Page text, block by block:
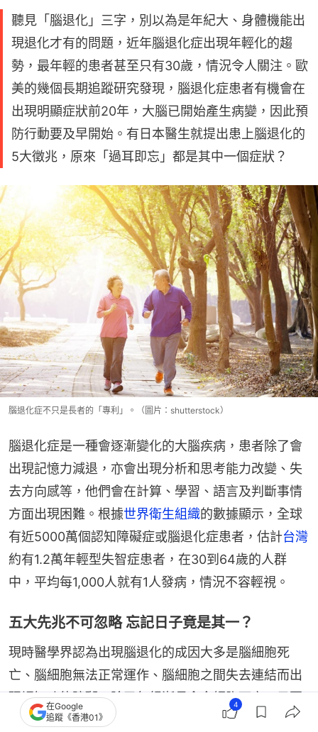
聽見「腦退化」三字，別以為是年紀大、身體機能出
現退化才有的問題，近年腦退化症出現年輕化的趨
勢，最年輕的患者甚至只有30歲，情況令人關注。歐
美的幾個長期追蹤研究發現，腦退化症患者有機會在
出現明顯症狀前20年，大腦已開始產生病變，因此預
防行動要及早開始。有日本醫生就提出患上腦退化的
5大徵兆，原來「過耳即忘」都是其中一個症狀？
腦退化症不只是長者的「專利」。（圖片：shutterstock）
腦退化症是一種會逐漸變化的大腦疾病，患者除了會
出現記憶力減退，亦會出現分析和思考能力改變、失
去方向感等，他們會在計算、學習、語言及判斷事情
方面出現困難。根據世界衛生組織的數據顯示，全球
有近5000萬個認知障礙症或腦退化症患者，估計台灣
約有1.2萬年輕型失智症患者，在30到64歲的人群
中，平均每1,000人就有1人發病，情況不容輕視。
五大先兆不可忽略 忘記日子竟是其一？
現時醫學界認為出現腦退化的成因大多是腦細胞死
亡、腦細胞無法正常運作、腦細胞之間失去連結而出
現認知功能障礙。除了年紀漸長會令細胞死亡，只要
腦部有受傷、疾病，都可導致腦退化。既然不論什麼
在Google
追蹤《香港01》
4